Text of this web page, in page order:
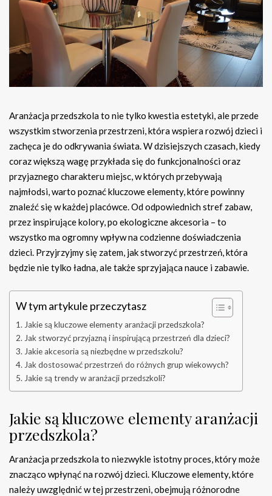
Aranżacja przedszkola to nie tylko kwestia estetyki, ale przede
wszystkim stworzenia przestrzeni, która wspiera rozwój dzieci i
zachęca je do odkrywania świata. W dzisiejszych czasach, kiedy
coraz większą wagę przykłada się do funkcjonalności oraz
przyjaznego charakteru miejsc, w których przebywają
najmłodsi, warto poznać kluczowe elementy, które powinny
znaleźć się w każdej placówce. Od odpowiednich stref zabaw,
przez inspirujące kolory, po ekologiczne akcesoria – to
wszystko ma ogromny wpływ na codzienne doświadczenia
dzieci. Przyjrzyjmy się zatem, jak stworzyć przestrzeń, która
będzie nie tylko ładna, ale także sprzyjająca nauce i zabawie.
W tym artykule przeczytasz
Jakie są kluczowe elementy aranżacji przedszkola?
Jak stworzyć przyjazną i inspirującą przestrzeń dla dzieci?
Jakie akcesoria są niezbędne w przedszkolu?
Jak dostosować przestrzeń do różnych grup wiekowych?
Jakie są trendy w aranżacji przedszkoli?
Jakie są kluczowe elementy aranżacji
przedszkola?
Aranżacja przedszkola to niezwykle istotny proces, który może
znacząco wpłynąć na rozwój dzieci. Kluczowe elementy, które
należy uwzględnić w tej przestrzeni, obejmują różnorodne